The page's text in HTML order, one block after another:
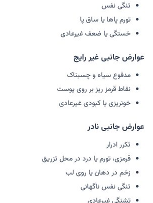
تنگی نفس
تورم پاها یا ساق پا
خستگی یا ضعف غیرعادی
عوارض جانبی غیر رایج
مدفوع سیاه و چسبناک
نقاط قرمز ریز بر روی پوست
خونریزی یا کبودی غیرعادی
عوارض جانبی نادر
تکرر ادرار
قرمزی، تورم یا درد در محل تزریق
زخم در دهان یا روی لب
تنگی نفس ناگهانی